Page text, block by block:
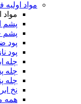
مواد
پشم
پشم
پود
پود
چله
چله
چله
نخ
همه